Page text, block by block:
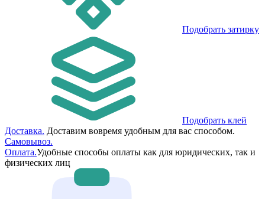
Подобрать затирку
Подобрать клей
Доставка. Доставим вовремя удобным для вас способом.
Самовывоз.
Оплата.Удобные способы оплаты как для юридических, так и
физических лиц